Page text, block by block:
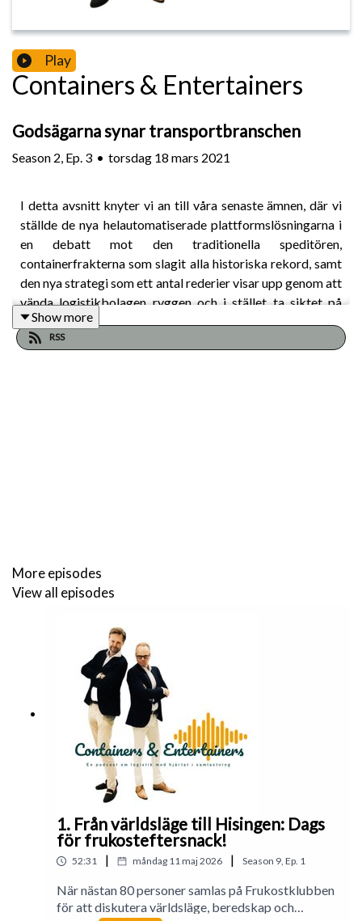
Play
Containers & Entertainers
Godsägarna synar transportbranschen
Season 2 Ep. 3 • torsdag 18 mars 2021
I detta avsnitt knyter vi an till våra senaste ämnen, där vi
ställde de nya helautomatiserade plattformslösningarna i
en debatt mot den traditionella speditören,
containerfrakterna som slagit alla historiska rekord, samt
den nya strategi som ett antal rederier visar upp genom att
vända logistikbolagen ryggen och i stället ta siktet på
godsägarnas förtroende. Nu vänder vi på steken och låter
godsägarna få säga sitt.
förutom Linus och Peters frågvishet så har vi även bjudit in
för ”lyssnarnas frågor” som kommer att ställas till vår
Show more
RSS
More episodes
View all episodes
1. Från världsläge till Hisingen: Dags
för frukosteftersnack!
52:31 | måndag 11 maj 2026 | Season 9, Ep. 1
När nästan 80 personer samlas på Frukostklubben
för att diskutera världsläge, beredskap och